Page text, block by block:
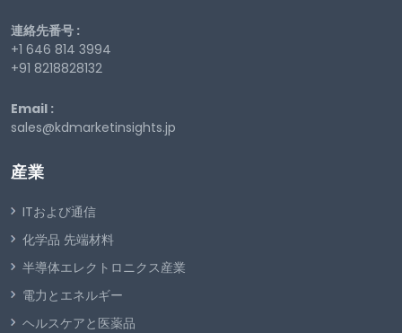
連絡先番号 :
+1 646 814 3994
+91 8218828132
Email :
sales@kdmarketinsights.jp
産業
ITおよび通信
化学品 先端材料
半導体エレクトロニクス産業
電力とエネルギー
ヘルスケアと医薬品